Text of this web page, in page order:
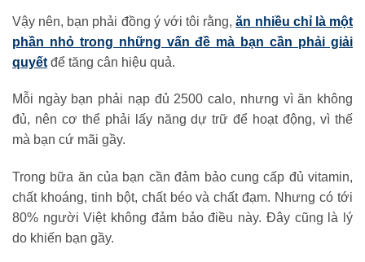
Vậy nên, bạn phải đồng ý với tôi rằng,ăn nhiều chỉ là một
phần nhỏ trong những vấn đề mà bạn cần phải giải
quyết để tăng cân hiệu quả.
Mỗi ngày bạn phải nạp đủ 2500 calo, nhưng vì ăn không
đủ, nên cơ thể phải lấy năng dự trữ để hoạt động, vì thế
mà bạn cứ mãi gầy.
Trong bữa ăn của bạn cần đảm bảo cung cấp đủ vitamin,
chất khoáng, tinh bột, chất béo và chất đạm. Nhưng có tới
80% người Việt không đảm bảo điều này. Đây cũng là lý
do khiến bạn gầy.